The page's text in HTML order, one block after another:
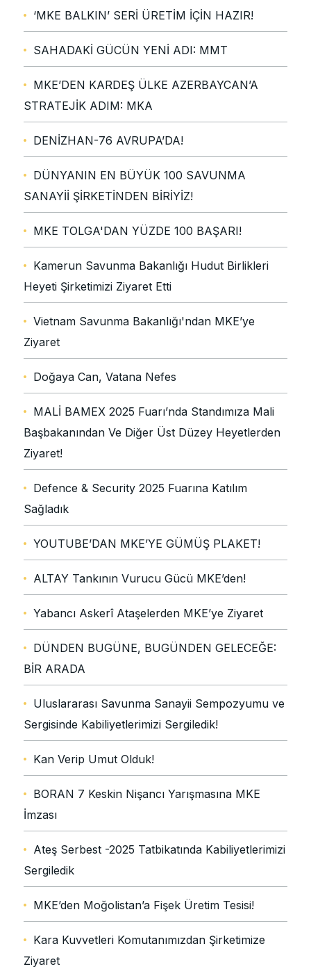
‘MKE BALKIN’ SERİ ÜRETİM İÇİN HAZIR!
SAHADAKİ GÜCÜN YENİ ADI: MMT
MKE’DEN KARDEŞ ÜLKE AZERBAYCAN’A
STRATEJİK ADIM: MKA
DENİZHAN-76 AVRUPA’DA!
DÜNYANIN EN BÜYÜK 100 SAVUNMA
SANAYİİ ŞİRKETİNDEN BİRİYİZ!
MKE TOLGA'DAN YÜZDE 100 BAŞARI!
Kamerun Savunma Bakanlığı Hudut Birlikleri
Heyeti Şirketimizi Ziyaret Etti
Vietnam Savunma Bakanlığı'ndan MKE’ye
Ziyaret
Doğaya Can, Vatana Nefes
MALİ BAMEX 2025 Fuarı’nda Standımıza Mali
Başbakanından Ve Diğer Üst Düzey Heyetlerden
Ziyaret!
Defence & Security 2025 Fuarına Katılım
Sağladık
YOUTUBE’DAN MKE’YE GÜMÜŞ PLAKET!
ALTAY Tankının Vurucu Gücü MKE’den!
Yabancı Askerî Ataşelerden MKE’ye Ziyaret
DÜNDEN BUGÜNE, BUGÜNDEN GELECEĞE:
BİR ARADA
Uluslararası Savunma Sanayii Sempozyumu ve
Sergisinde Kabiliyetlerimizi Sergiledik!
Kan Verip Umut Olduk!
BORAN 7 Keskin Nişancı Yarışmasına MKE
İmzası
Ateş Serbest -2025 Tatbikatında Kabiliyetlerimizi
Sergiledik
MKE’den Moğolistan’a Fişek Üretim Tesisi!
Kara Kuvvetleri Komutanımızdan Şirketimize
Ziyaret